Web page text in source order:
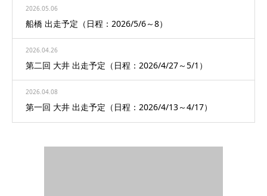
2026.05.06
船橋 出走予定（日程：2026/5/6～8）
2026.04.26
第二回 大井 出走予定（日程：2026/4/27～5/1）
2026.04.08
第一回 大井 出走予定（日程：2026/4/13～4/17）